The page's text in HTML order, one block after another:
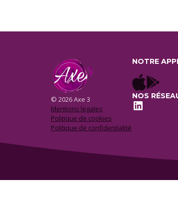
© 2026 Axe 3
Mentions legales
Politique de cookies
Politique de confidentialité
NOTRE
NOS
LinkedIn